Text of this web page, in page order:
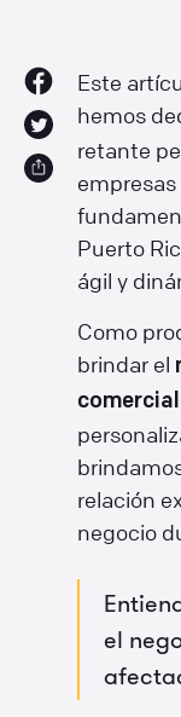
Este
hemos
retante
Puerto
ágil y
Como
brindar el
relación
negocio
el